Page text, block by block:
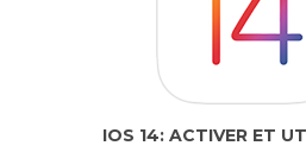
IOS 14: ACTIVER ET